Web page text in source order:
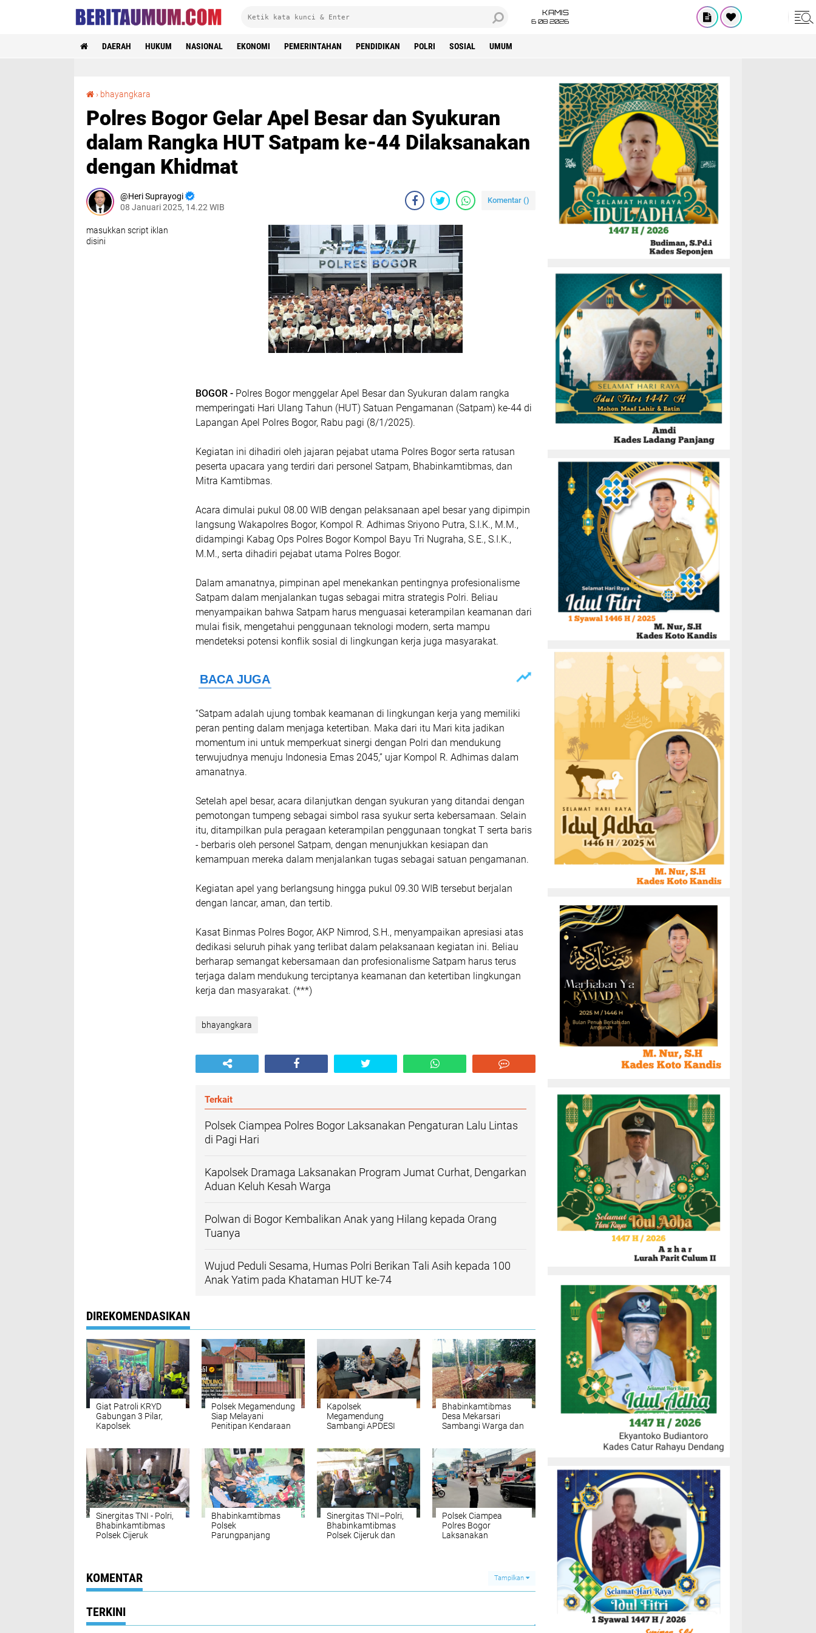
KAMIS
6 08 2026
DAERAH HUKUM NASIONAL EKONOMI PEMERINTAHAN PENDIDIKAN POLRI SOSIAL UMUM
› bhayangkara
Polres Bogor Gelar Apel Besar dan Syukuran
dalam Rangka HUT Satpam ke-44 Dilaksanakan
dengan Khidmat
Heri Suprayogi
08 Januari 2025, 14.22 WIB
Komentar ()
masukkan script iklan
disini
BOGOR - Polres Bogor menggelar Apel Besar dan Syukuran dalam rangka
memperingati Hari Ulang Tahun (HUT) Satuan Pengamanan (Satpam) ke-44 di
Lapangan Apel Polres Bogor, Rabu pagi (8/1/2025).
Kegiatan ini dihadiri oleh jajaran pejabat utama Polres Bogor serta ratusan
peserta upacara yang terdiri dari personel Satpam, Bhabinkamtibmas, dan
Mitra Kamtibmas.
Acara dimulai pukul 08.00 WIB dengan pelaksanaan apel besar yang dipimpin
langsung Wakapolres Bogor, Kompol R. Adhimas Sriyono Putra, S.I.K., M.M.,
didampingi Kabag Ops Polres Bogor Kompol Bayu Tri Nugraha, S.E., S.I.K.,
M.M., serta dihadiri pejabat utama Polres Bogor.
Dalam amanatnya, pimpinan apel menekankan pentingnya profesionalisme
Satpam dalam menjalankan tugas sebagai mitra strategis Polri. Beliau
menyampaikan bahwa Satpam harus menguasai keterampilan keamanan dari
mulai fisik, mengetahui penggunaan teknologi modern, serta mampu
mendeteksi potensi konflik sosial di lingkungan kerja juga masyarakat.
“Satpam adalah ujung tombak keamanan di lingkungan kerja yang memiliki
peran penting dalam menjaga ketertiban. Maka dari itu Mari kita jadikan
momentum ini untuk memperkuat sinergi dengan Polri dan mendukung
terwujudnya menuju Indonesia Emas 2045,” ujar Kompol R. Adhimas dalam
amanatnya.
Setelah apel besar, acara dilanjutkan dengan syukuran yang ditandai dengan
pemotongan tumpeng sebagai simbol rasa syukur serta kebersamaan. Selain
itu, ditampilkan pula peragaan keterampilan penggunaan tongkat T serta baris
- berbaris oleh personel Satpam, dengan menunjukkan kesiapan dan
kemampuan mereka dalam menjalankan tugas sebagai satuan pengamanan.
Kegiatan apel yang berlangsung hingga pukul 09.30 WIB tersebut berjalan
dengan lancar, aman, dan tertib.
Kasat Binmas Polres Bogor, AKP Nimrod, S.H., menyampaikan apresiasi atas
dedikasi seluruh pihak yang terlibat dalam pelaksanaan kegiatan ini. Beliau
berharap semangat kebersamaan dan profesionalisme Satpam harus terus
terjaga dalam mendukung terciptanya keamanan dan ketertiban lingkungan
kerja dan masyarakat. (***)
bhayangkara
Terkait
Polsek Ciampea Polres Bogor Laksanakan Pengaturan Lalu Lintas
di Pagi Hari
Kapolsek Dramaga Laksanakan Program Jumat Curhat, Dengarkan
Aduan Keluh Kesah Warga
Polwan di Bogor Kembalikan Anak yang Hilang kepada Orang
Tuanya
Wujud Peduli Sesama, Humas Polri Berikan Tali Asih kepada 100
Anak Yatim pada Khataman HUT ke-74
DIREKOMENDASIKAN
Giat Patroli KRYD
Gabungan 3 Pilar,
Kapolsek
Gangguan
Kamtibmas
Polsek Megamendung
Siap Melayani
Penitipan Kendaraan
Kapolsek
Megamendung
Sambangi APDESI
Bhabinkamtibmas
Desa Mekarsari
Sambangi Warga dan
Sinergitas TNI - Polri,
Bhabinkamtibmas
Polsek Cijeruk
Bhabinkamtibmas
Polsek
Parungpanjang
Sinergitas TNI–Polri,
Bhabinkamtibmas
Polsek Cijeruk dan
Polsek Ciampea
Polres Bogor
Laksanakan
KOMENTAR Tampilkan
TERKINI